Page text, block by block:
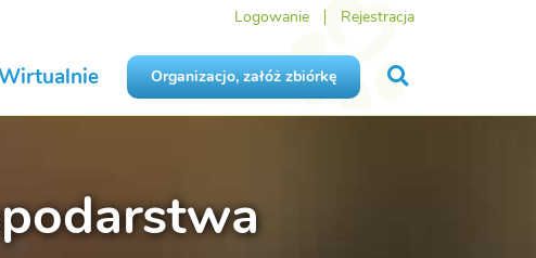
Logowanie Rejestracja
Organizacjo, załóż zbiórkę